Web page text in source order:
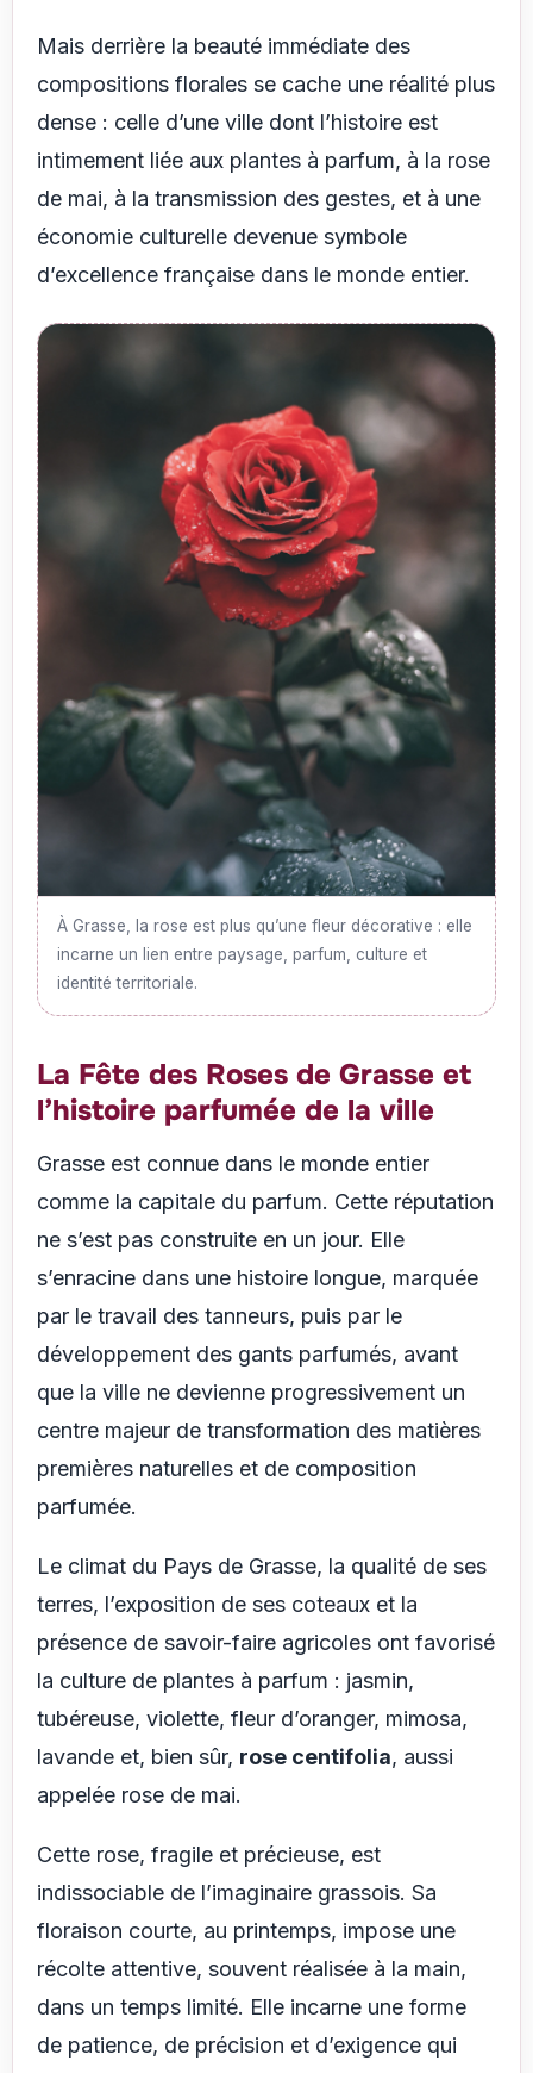
Mais derrière la beauté immédiate des
compositions florales se cache une réalité plus
dense : celle d’une ville dont l’histoire est
intimement liée aux plantes à parfum, à la rose
de mai, à la transmission des gestes, et à une
économie culturelle devenue symbole
d’excellence française dans le monde entier.
À Grasse, la rose est plus qu’une fleur décorative : elle
incarne un lien entre paysage, parfum, culture et
identité territoriale.
La Fête des Roses de Grasse et
l’histoire parfumée de la ville
Grasse est connue dans le monde entier
comme la capitale du parfum. Cette réputation
ne s’est pas construite en un jour. Elle
s’enracine dans une histoire longue, marquée
par le travail des tanneurs, puis par le
développement des gants parfumés, avant
que la ville ne devienne progressivement un
centre majeur de transformation des matières
premières naturelles et de composition
parfumée.
Le climat du Pays de Grasse, la qualité de ses
terres, l’exposition de ses coteaux et la
présence de savoir-faire agricoles ont favorisé
la culture de plantes à parfum : jasmin,
tubéreuse, violette, fleur d’oranger, mimosa,
lavande et, bien sûr, rose centifolia, aussi
appelée rose de mai.
Cette rose, fragile et précieuse, est
indissociable de l’imaginaire grassois. Sa
floraison courte, au printemps, impose une
récolte attentive, souvent réalisée à la main,
dans un temps limité. Elle incarne une forme
de patience, de précision et d’exigence qui